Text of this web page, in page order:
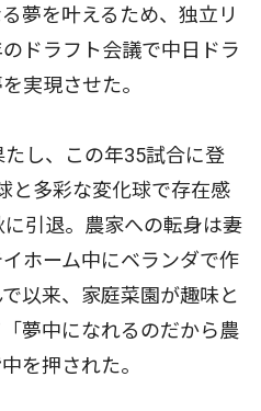
夢を叶えるため、独立リ
ドラフト会議で中日ドラ
実現させた。
し、この年35試合に登
と多彩な変化球で存在感
引退。農家への転身は妻
ホーム中にベランダで作
以来、家庭菜園が趣味と
夢中になれるのだから農
を押された。